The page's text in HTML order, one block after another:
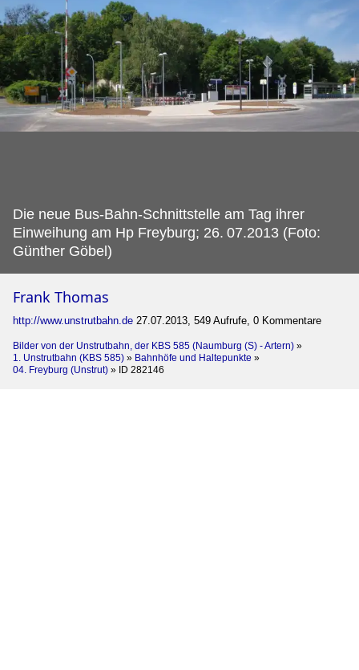
Die neue Bus-Bahn-Schnittstelle am Tag ihrer
Einweihung am Hp Freyburg; 26. 07.2013 (Foto:
Günther Göbel)
Frank Thomas
http://www.unstrutbahn.de 27.07.2013, 549 Aufrufe, 0 Kommentare
Bilder von der Unstrutbahn, der KBS 585 (Naumburg (S) - Artern) »
1. Unstrutbahn (KBS 585) » Bahnhöfe und Haltepunkte »
04. Freyburg (Unstrut) » ID 282146